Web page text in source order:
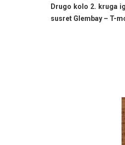
Drugo kolo 2. kruga
susret Glembay – T-